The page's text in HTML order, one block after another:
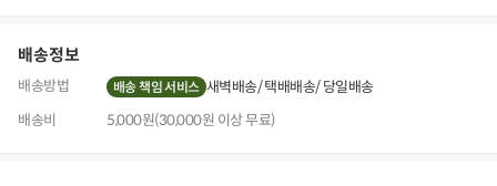
배송정보
배송방법 배송 책임 서비스 새벽배송 택배배송 당일배송
배송비
5,000원(30,000원 이상 무료)